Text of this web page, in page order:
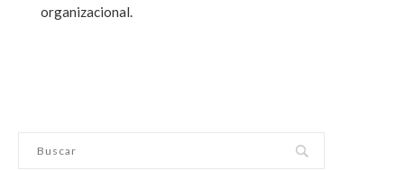
organizacional.